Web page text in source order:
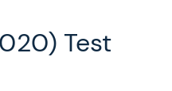
Test